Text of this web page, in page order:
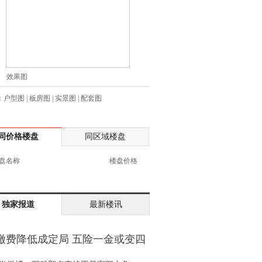
先生:150****0731
生:138****8083
士:186****7681
生:134****5158
生:159****7226
生:138****8967
士:135****3735
士:158****2390
士:138****2322
效果图
户型图 | 板房图 | 实景图 | 配套图
同价格楼盘 同区域楼盘
名称 楼盘价格
独家报道 最新楼讯
费降低成定局 五险一金或变四